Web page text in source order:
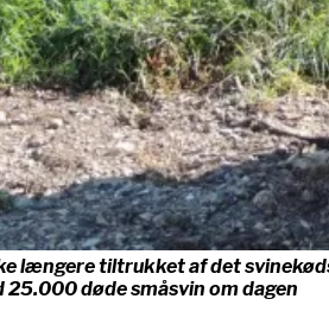
længere tiltrukket af det
25.000 døde småsvin om dagen